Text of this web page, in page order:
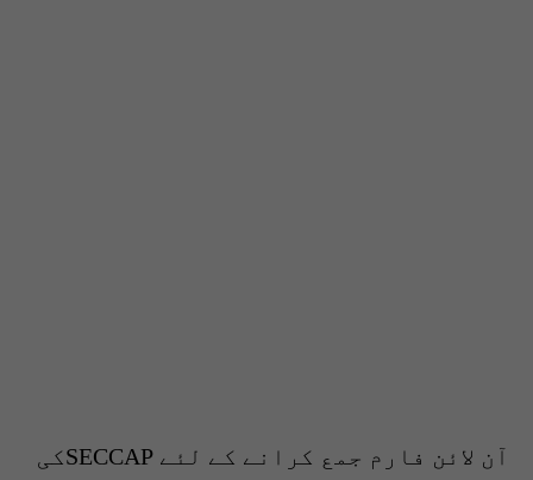
آن لائن فارم جمع کرانے کے لئے SECCAPکی